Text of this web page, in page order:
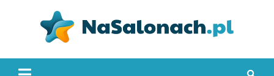
nasalonach.pl